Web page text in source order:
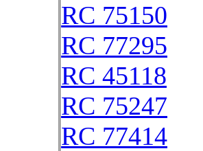
RC 75150
RC 77295
RC 45118
RC 75247
RC 77414